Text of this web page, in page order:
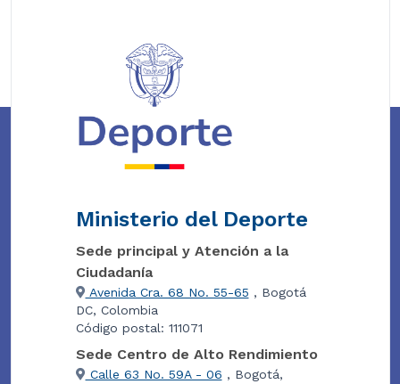
Ministerio del Deporte
Sede principal y Atención a la
Ciudadanía
Avenida Cra. 68 No. 55-65 , Bogotá
DC, Colombia
Código postal: 111071
Sede Centro de Alto Rendimiento
Calle 63 No. 59A - 06 , Bogotá,